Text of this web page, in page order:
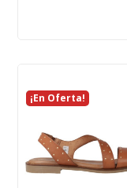
¡En Oferta!
Nuevo